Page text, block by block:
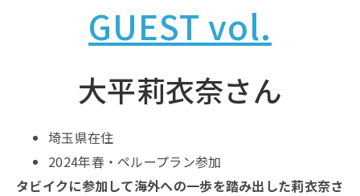
GUEST vol.
大平莉衣奈さん
埼玉県在住
2024年春・ペループラン参加
タビイクに参加して海外への一歩を踏み出した莉衣奈さ